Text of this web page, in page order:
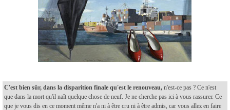
C'est bien sûr, dans la disparition finale qu'est le renouveau, n'est-ce pas ? Ce n'est
que dans la mort qu'il naît quelque chose de neuf. Je ne cherche pas ici à vous rassurer. Ce
que je vous dis en ce moment même n'a ni à être cru ni à être admis, car vous allez en faire